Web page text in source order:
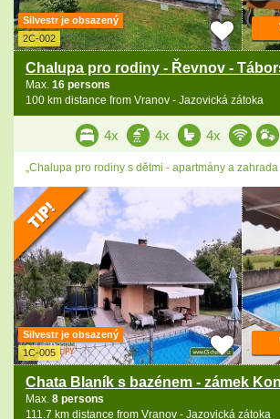
Silvestr je obsazený
2C-002
Chalupa pro rodiny - Řevnov -
Max. 16 persons
100 km distance from Vranov - Jazovická zátoka
4x 4x 4x
„Chalupa pro rodiny s dětmi - apartmány a zahrada
Silvestr je obsazený
1C-005
Chata Blaník s bazénem - zámek
Max. 8 persons
111.7 km distance from Vranov - Jazovická zátoka